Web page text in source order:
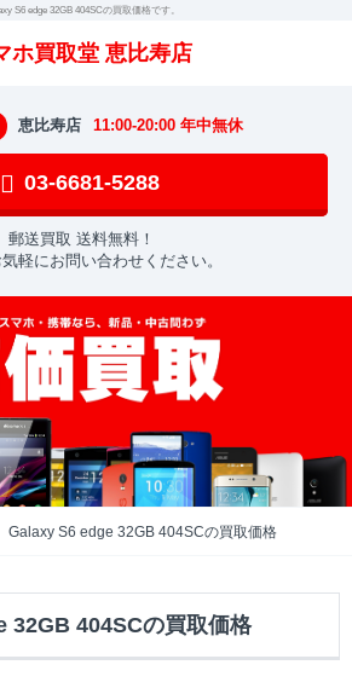
S6 edge 32GB 404SCの買取価格です。
ホ買取堂 恵比寿店
恵比寿店 11:00-20:00 年中無休
03-6681-5288
郵送買取 送料無料！
軽にお問い合わせください。
Galaxy S6 edge 32GB 404SCの買取価格
32GB 404SCの買取価格